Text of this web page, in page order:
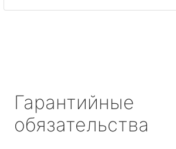
Гарантийные
обязательства